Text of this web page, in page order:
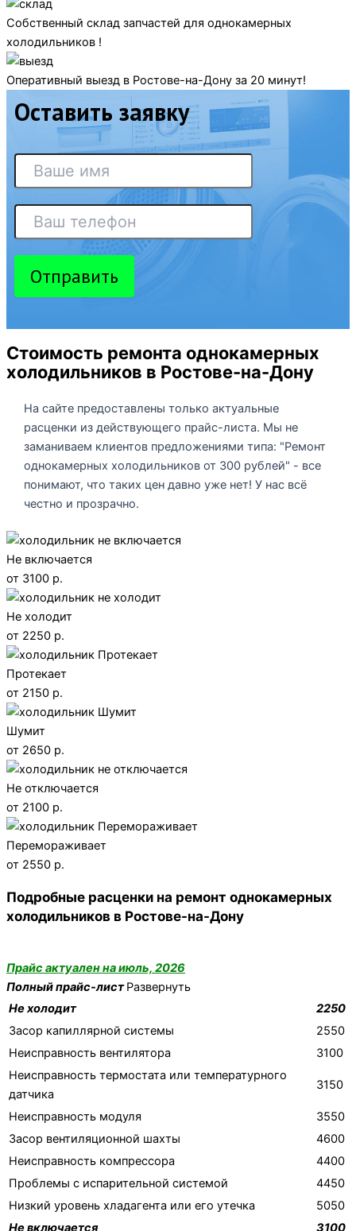
Собственный склад запчастей для однокамерных
холодильников !
Оперативный выезд в Ростове-на-Дону за 20 минут!
Оставить заявку
Отправить
Стоимость ремонта однокамерных
холодильников в Ростове-на-Дону
На сайте предоставлены только актуальные
расценки из действующего прайс-листа. Мы не
заманиваем клиентов предложениями типа: "Ремонт
однокамерных холодильников от 300 рублей" - все
понимают, что таких цен давно уже нет! У нас всё
честно и прозрачно.
Не включается
от 3100 р.
Не холодит
от 2250 р.
Протекает
от 2150 р.
Шумит
от 2650 р.
Не отключается
от 2100 р.
Перемораживает
от 2550 р.
Подробные расценки на ремонт однокамерных
холодильников в Ростове-на-Дону
Прайс актуален на июль, 2026
Полный прайс-листРазвернуть
Не холодит
2250
Засор капиллярной системы
2550
Неисправность вентилятора
3100
Неисправность термостата или температурного
датчика
3150
Неисправность модуля
3550
Засор вентиляционной шахты
4600
Неисправность компрессора
4400
Проблемы с испарительной системой
4450
Низкий уровень хладагента или его утечка
5050
Не включается
3100